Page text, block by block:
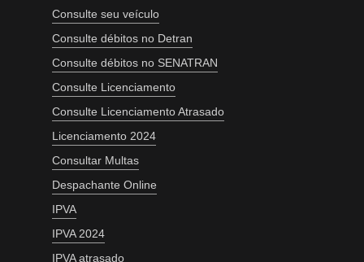
Consulte seu veículo
Consulte débitos no Detran
Consulte débitos no SENATRAN
Consulte Licenciamento
Consulte Licenciamento Atrasado
Licenciamento 2024
Consultar Multas
Despachante Online
IPVA
IPVA 2024
IPVA atrasado